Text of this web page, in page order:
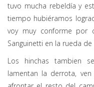
tuvo mucha rebeldía y
tiempo hubiéramos
voy muy conforme por
Sanguinetti en la rueda
Los hinchas tambien
lamentan la derrota,